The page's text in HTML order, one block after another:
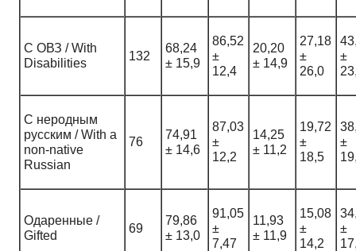
С ОВЗ / With
Disabilities
132
68,24
± 15,9
86,52
±
12,4
20,20
± 14,9
27,18
±
26,0
±
С неродным
русским / With a
non-native
Russian
76
74,91
± 14,6
87,03
±
12,2
14,25
± 11,2
19,72
±
18,5
±
Одаренные /
Gifted
69
79,86
± 13,0
91,05
±
7,47
11,93
± 11,9
15,08
±
14,2
±